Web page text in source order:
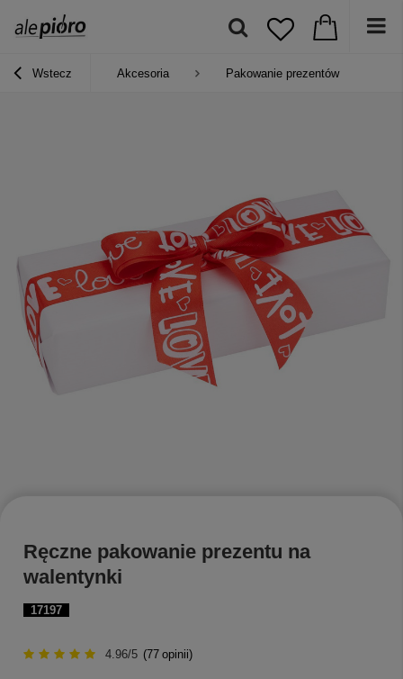
Wstecz Akcesoria Pakowanie prezentów
17197
Ręczne pakowanie prezentu na
walentynki
4.96/5 (77 opinii)